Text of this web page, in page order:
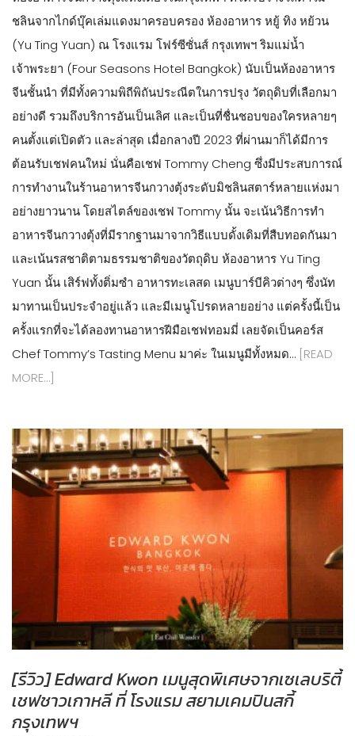
ชลินจากไกด์บุ๊คเล่มแดงมาครอบครอง ห้องอาหาร หยู้ ทิง หย้วน
(Yu Ting Yuan) ณ โรงแรม โฟร์ซีซั่นส์ กรุงเทพฯ ริมแม่น้ำ
เจ้าพระยา (Four Seasons Hotel Bangkok) นับเป็นห้องอาหาร
จีนชั้นนำ ที่มีทั้งความพิถีพิถันประณีตในการปรุง วัตถุดิบที่เลือกมา
อย่างดี รวมถึงบริการอันเป็นเลิศ และเป็นที่ชื่นชอบของใครหลายๆ
คนตั้งแต่เปิดตัว และล่าสุด เมื่อกลางปี 2023 ที่ผ่านมาก็ได้มีการ
ต้อนรับเชฟคนใหม่ นั่นคือเชฟ Tommy Cheng ซึ่งมีประสบการณ์
การทำงานในร้านอาหารจีนกวางตุ้งระดับมิชลินสตาร์หลายแห่งมา
อย่างยาวนาน โดยสไตล์ของเชฟ Tommy นั้น จะเน้นวิธีการทำ
อาหารจีนกวางตุ้งที่มีรากฐานมาจากวิธีแบบดั้งเดิมที่สืบทอดกันมา
และเน้นรสชาติตามธรรมชาติของวัตถุดิบ ห้องอาหาร Yu Ting
Yuan นั้น เสิร์ฟทั้งติ่มซำ อาหารทะเลสด เมนูบาร์บีคิวต่างๆ ซึ่งนัท
มาทานเป็นประจำอยู่แล้ว และมีเมนูโปรดหลายอย่าง แต่ครั้งนี้เป็น
ครั้งแรกที่จะได้ลองทานอาหารฝีมือเชฟทอมมี่ เลยจัดเป็นคอร์ส
Chef Tommy’s Tasting Menu มาค่ะ ในเมนูมีทั้งหมด… [READ
MORE…]
[รีวิว] Edward Kwon เมนูสุดพิเศษจากเซเลบริตี้
เชฟชาวเกาหลี ที่ โรงแรม สยามเคมปินสกี้
กรุงเทพฯ